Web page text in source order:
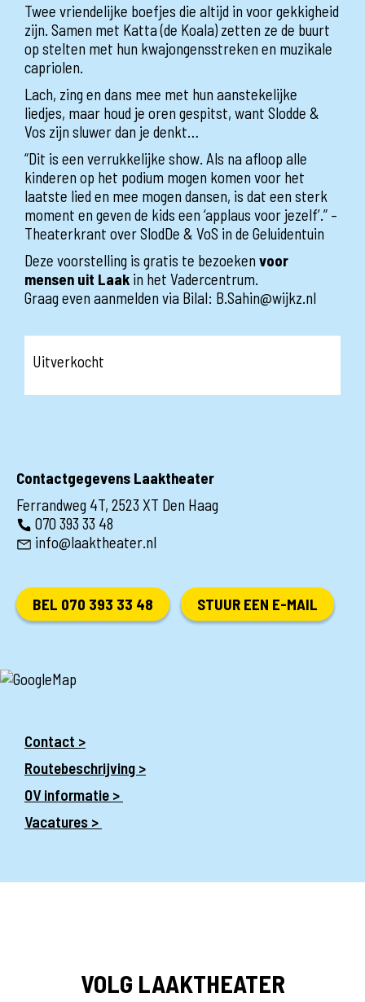
Twee vriendelijke boefjes die altijd in voor gekkigheid
zijn. Samen met Katta (de Koala) zetten ze de buurt
op stelten met hun kwajongensstreken en muzikale
capriolen.
Lach, zing en dans mee met hun aanstekelijke
liedjes, maar houd je oren gespitst, want Slodde &
Vos zijn sluwer dan je denkt…
“Dit is een verrukkelijke show. Als na afloop alle
kinderen op het podium mogen komen voor het
laatste lied en mee mogen dansen, is dat een sterk
moment en geven de kids een ‘applaus voor jezelf’.” –
Theaterkrant over SlodDe & VoS in de Geluidentuin
Deze voorstelling is gratis te bezoeken voor
mensen uit Laak in het Vadercentrum.
Graag even aanmelden via Bilal: B.Sahin@wijkz.nl
Uitverkocht
Contactgegevens Laaktheater
Ferrandweg 4T, 2523 XT Den Haag
070 393 33 48
info@laaktheater.nl
BEL 070 393 33 48 STUUR EEN E-MAIL
Contact >
Routebeschrijving >
OV informatie >
Vacatures >
VOLG LAAKTHEATER